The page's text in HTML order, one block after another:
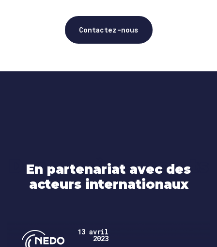
Contactez-nous
Des succès concrets
En partenariat avec des
acteurs internationaux
13 avril
2023